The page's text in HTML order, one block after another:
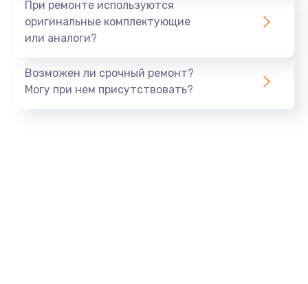
При ремонте используются
оригинальные комплектующие
или аналоги?
Возможен ли срочный ремонт?
Могу при нем присутствовать?